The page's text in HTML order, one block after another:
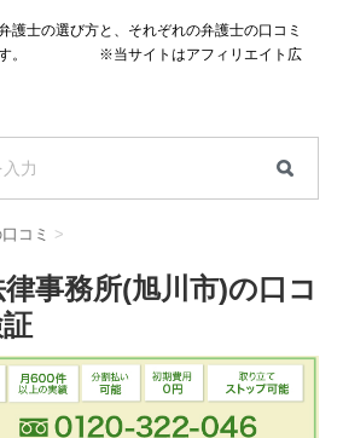
護士の選び方と、それぞれの弁護士の口コミ
ます。 ※当サイトはアフィリエイト広
コミ >
事務所(旭川市)の口コ